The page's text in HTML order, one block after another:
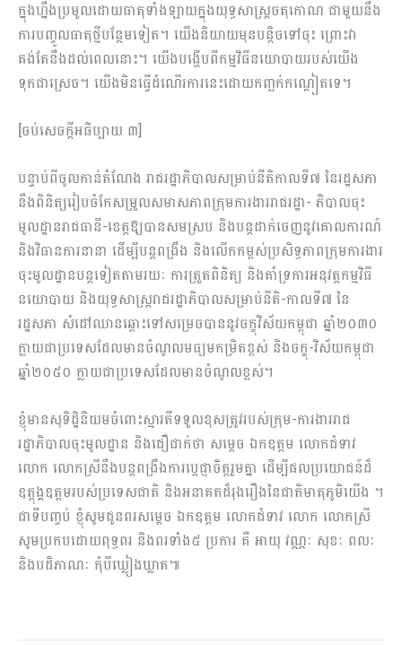
ក្នុងហ្នឹងប្រមូលដោយធាតុទាំងឡាយក្នុងយុទ្ធសាស្រ្តចតុកោណ ជាមួយនឹង
ការបញ្ចូលធាតុថ្មីបន្ថែមទៀត។ យើងនិយាយមុនបន្តិចទៅចុះ ព្រោះវា
គង់តែនឹងដល់ពេលនោះ។ យើងបង្ហើបពីកម្មវិធីនយោបាយរបស់យើង
ទុកជាស្រេច។ យើងមិនធ្វើដំណើរការនេះដោយកញ្ឆក់កណ្តៀតទេ។
[ចប់សេចក្តីអធិប្បាយ ៣]
បន្ទាប់ពីចូលកាន់​តំណែង​ រាជរដ្ឋាភិបាលសម្រាប់នីតិកាលទី៧ នៃរដ្ឋសភា
នឹងពិនិត្យ​រៀបចំកែសម្រួល​សមាសភាព​​ក្រុមការងារ​រាជរដ្ឋា- ភិបាល​​ចុះ
មូលដ្ឋានរាជធានី-ខេត្តឱ្យបានសមស្រប និង​បន្តដាក់ចេញ​នូវគោលការណ៍
និង​វិធានការនានា ​ដើម្បីបន្តពង្រឹង​ និង​លើកកម្ពស់​ប្រសិទ្ធភាព​ក្រុមការងារ
ចុះមូលដ្ឋានបន្តទៀតតាមរយៈ ការត្រួតពិនិត្យ និង​គាំទ្រការអនុវត្ត​កម្មវិធី
នយោបាយ​ និង​យុទ្ធសាស្ត្ររាជរដ្ឋាភិបាលសម្រាប់នីតិ-កាលទី៧ នៃ
រដ្ឋសភា សំដៅឈានឆ្ពោះទៅសម្រេចបាននូវចក្ខុវិស័យកម្ពុជា ឆ្នាំ២០៣០
ក្លាយ​ជាប្រទេសដែលមានចំណូលមធ្យម​កម្រិតខ្ពស់ ​និង​ចក្ខុ-វិស័យកម្ពុជា
ឆ្នាំ២០៥០ ក្លាយជាប្រទេសដែល​មានចំណូលខ្ពស់។
ខ្ញុំមានសុទិដ្ឋិនិយមចំពោះស្មារតីទទួលខុសត្រូវរបស់​​ក្រុម-ការងារ​រាជ
រដ្ឋាភិបាល​ចុះមូលដ្ឋាន និង​ជឿជាក់ថា សម្តេច ឯកឧត្តម លោកជំទាវ
លោក លោកស្រីនឹងបន្ត​ពង្រឹង​ការប្តេជ្ញាចិត្តរួមគ្នា ដើម្បីផលប្រយោជន៍ដ៏
ឧត្តុង្គឧត្តមរបស់ប្រទេសជាតិ​ និង​អនាគតដ៏រុងរឿង​នៃជាតិមាតុភូមិយើង ។
ជាទីបញ្ចប់ ខ្ញុំសូមជូនពរសម្តេច ឯកឧត្តម លោកជំទាវ លោក លោកស្រី
សូមប្រកបដោយពុទ្ធពរ និង​ពរទាំង៥ ប្រការ គឺ អាយុ វណ្ណៈ សុខៈ ពលៈ
និង​បដិភាណៈ កុំបីឃ្លៀងឃ្លាត៕